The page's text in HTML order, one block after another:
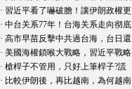
· 習近平看了嚇破膽！讓伊朗政權更
· 中台关系77年！台海关系走向彻底
· 高市早苗反擊中共過台海，台日還
· 美國海權鎖喉大戰略，習近平戰略
· 槍桿子不管用，只好上筆桿子?謊
· 比較伊朗後，再比越南，為何越南